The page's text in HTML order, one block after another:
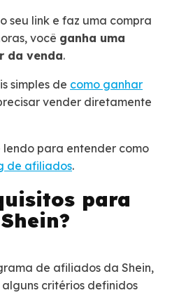
seu link e faz uma compra
você ganha uma
da venda.
simples de como ganhar
vender diretamente
lendo para entender como
de afiliados.
para
de afiliados da Shein,
critérios definidos